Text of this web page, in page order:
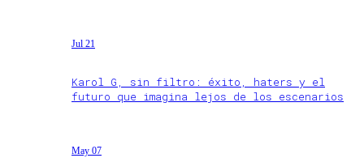
Jul 21
Karol G, sin filtro: éxito, haters y el
futuro que imagina lejos de los escenarios
May 07